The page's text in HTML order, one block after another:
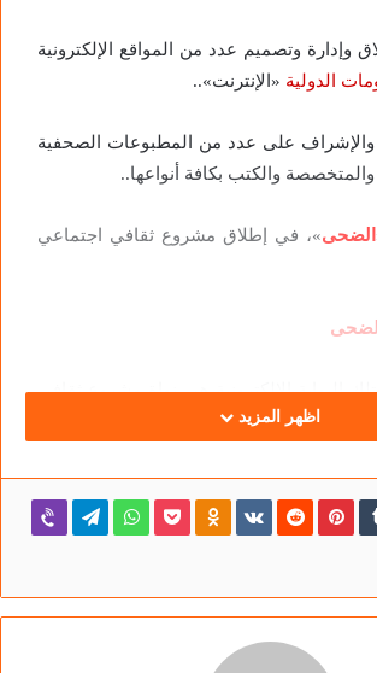
وإدارة وتصميم عدد من المواقع الإلكترونية
الدولية «الإنترنت»..
والإشراف على عدد من المطبوعات الصحفية
والمتخصصة والكتب بكافة أنواعها..
الضحى»، في إطلاق مشروع ثقافي اجتماعي
البوابة الإلكترونية هي نواة مشروع ثقافي
فى العالم العربي.. بل في العالم كله..
في عملنا هذا ويجعله في ميزان حسناتنا..
علينا بدعواتكم.. ودعمكم.. فنحن مجموعة
الذي قرر ألا يقف صامتًا ويتحسر على ما
الذاتية.
اظهر المزيد